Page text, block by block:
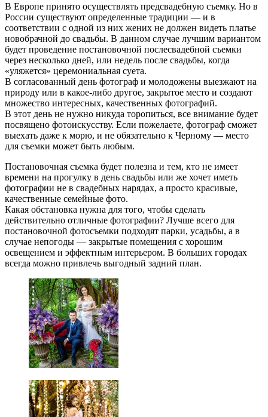
В Европе принято осуществлять предсвадебную съемку. Но в
России существуют определенные традиции — и в
соответствии с одной из них жених не должен видеть платье
новобрачной до свадьбы. В данном случае лучшим вариантом
будет проведение постановочной послесвадебной съемки
через несколько дней, или недель после свадьбы, когда
«уляжется» церемониальная суета.
В согласованный день фотограф и молодожены выезжают на
природу или в какое-либо другое, закрытое место и создают
множество интересных, качественных фотографий.
В этот день не нужно никуда торопиться, все внимание будет
посвящено фотоискусству. Если пожелаете, фотограф сможет
выехать даже к морю, и не обязательно к Черному — место
для съемки может быть любым.
Постановочная съемка будет полезна и тем, кто не имеет
времени на прогулку в день свадьбы или же хочет иметь
фотографии не в свадебных нарядах, а просто красивые,
качественные семейные фото.
Какая обстановка нужна для того, чтобы сделать
действительно отличные фотографии? Лучше всего для
постановочной фотосъемки подходят парки, усадьбы, а в
случае непогоды — закрытые помещения с хорошим
освещением и эффектным интерьером. В больших городах
всегда можно привлечь выгодный задний план.